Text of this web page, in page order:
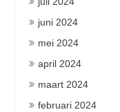
juni 2024
mei 2024
april 2024
maart 2024
februari 2024